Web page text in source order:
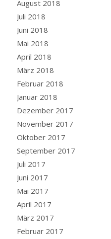
August 2018
Juli 2018
Juni 2018
Mai 2018
April 2018
März 2018
Februar 2018
Januar 2018
Dezember 2017
November 2017
Oktober 2017
September 2017
Juli 2017
Juni 2017
Mai 2017
April 2017
März 2017
Februar 2017